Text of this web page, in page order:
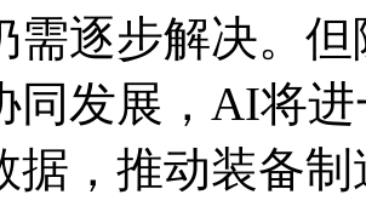
需逐步解决。
同发展，AI将
据，推动装备